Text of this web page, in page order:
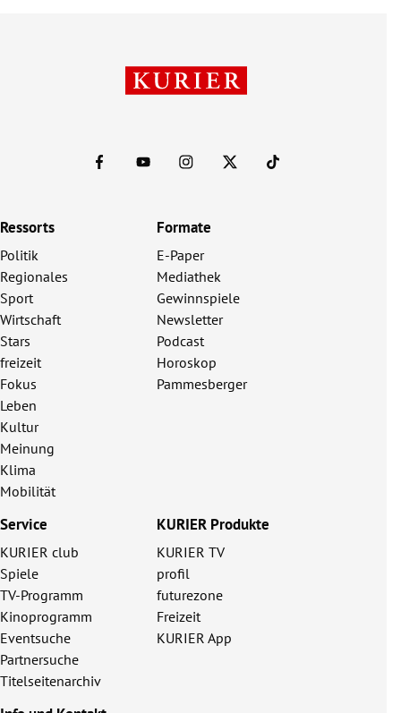
Ressorts
Politik
Regionales
Sport
Wirtschaft
Stars
freizeit
Fokus
Leben
Kultur
Meinung
Klima
Mobilität
Formate
E-Paper
Mediathek
Gewinnspiele
Newsletter
Podcast
Horoskop
Pammesberger
Service
KURIER club
Spiele
TV-Programm
Kinoprogramm
Eventsuche
Partnersuche
Titelseitenarchiv
KURIER Produkte
KURIER TV
profil
futurezone
Freizeit
KURIER App